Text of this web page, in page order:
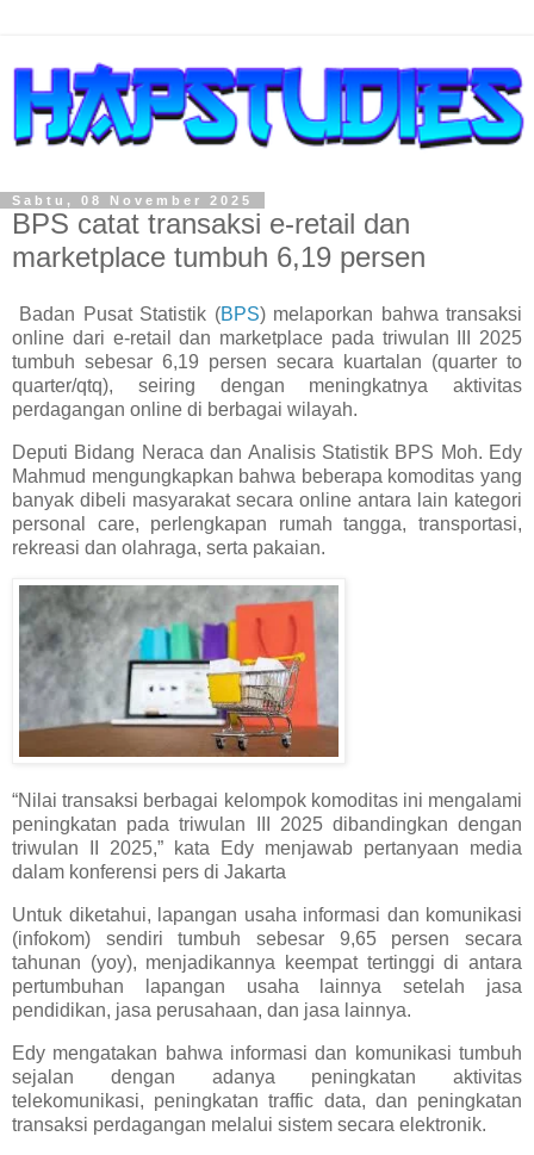
Sabtu, 08 November 2025
BPS catat transaksi e-retail dan
marketplace tumbuh 6,19 persen
Badan Pusat Statistik (BPS) melaporkan bahwa transaksi
online dari e-retail dan marketplace pada triwulan III 2025
tumbuh sebesar 6,19 persen secara kuartalan (quarter to
quarter/qtq), seiring dengan meningkatnya aktivitas
perdagangan online di berbagai wilayah.
Deputi Bidang Neraca dan Analisis Statistik BPS Moh. Edy
Mahmud mengungkapkan bahwa beberapa komoditas yang
banyak dibeli masyarakat secara online antara lain kategori
personal care, perlengkapan rumah tangga, transportasi,
rekreasi dan olahraga, serta pakaian.
“Nilai transaksi berbagai kelompok komoditas ini mengalami
peningkatan pada triwulan III 2025 dibandingkan dengan
triwulan II 2025,” kata Edy menjawab pertanyaan media
dalam konferensi pers di Jakarta
Untuk diketahui, lapangan usaha informasi dan komunikasi
(infokom) sendiri tumbuh sebesar 9,65 persen secara
tahunan (yoy), menjadikannya keempat tertinggi di antara
pertumbuhan lapangan usaha lainnya setelah jasa
pendidikan, jasa perusahaan, dan jasa lainnya.
Edy mengatakan bahwa informasi dan komunikasi tumbuh
sejalan dengan adanya peningkatan aktivitas
telekomunikasi, peningkatan traffic data, dan peningkatan
transaksi perdagangan melalui sistem secara elektronik.